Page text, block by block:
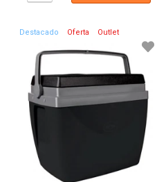
Destacado Oferta Outlet